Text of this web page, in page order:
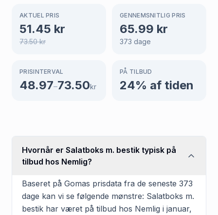
AKTUEL PRIS
51.45 kr
73.50kr
GENNEMSNITLIG PRIS
65.99 kr
373 dage
PRISINTERVAL
48.97–73.50kr
PÅ TILBUD
24% af tiden
Hvornår er Salatboks m. bestik typisk på
tilbud hos Nemlig?
Baseret på Gomas prisdata fra de seneste 373
dage kan vi se følgende mønstre: Salatboks m.
bestik har været på tilbud hos Nemlig i januar,